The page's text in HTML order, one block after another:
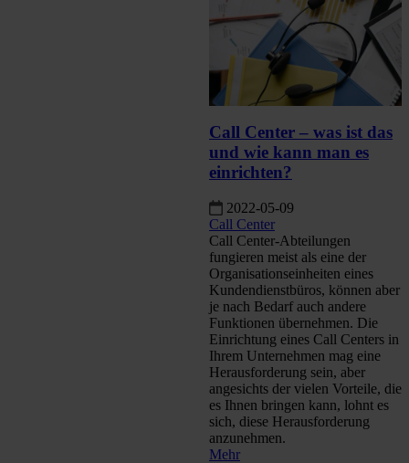
Call Center – was ist das
und wie kann man es
einrichten?
2022-05-09
Call Center
Call Center-Abteilungen
fungieren meist als eine der
Organisationseinheiten eines
Kundendienstbüros, können aber
je nach Bedarf auch andere
Funktionen übernehmen. Die
Einrichtung eines Call Centers in
Ihrem Unternehmen mag eine
Herausforderung sein, aber
angesichts der vielen Vorteile, die
es Ihnen bringen kann, lohnt es
sich, diese Herausforderung
anzunehmen.
Mehr